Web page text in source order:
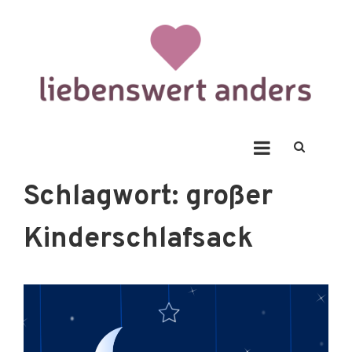
Liebenswert Anders
Schlagwort: großer
Kinderschlafsack